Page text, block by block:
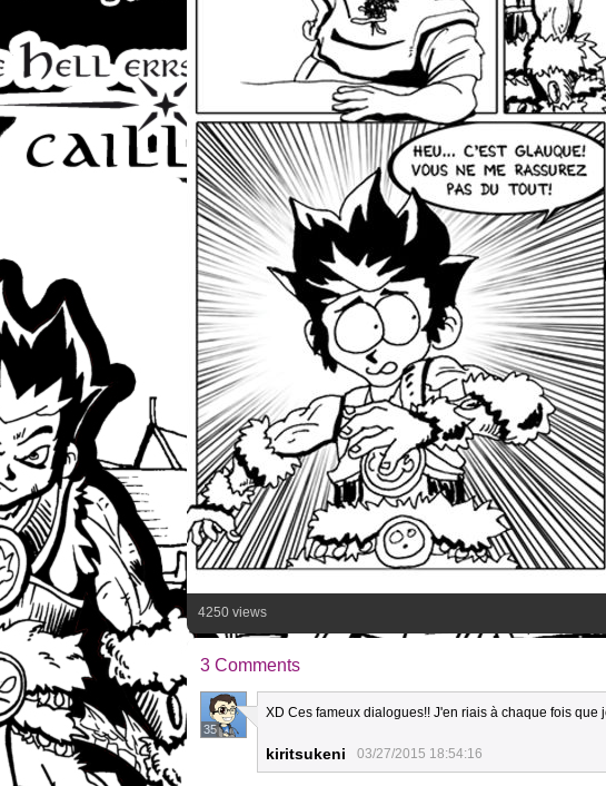
4250 views
3 Comments
35
XD Ces fameux dialogues!! J'en riais à chaque fois que
kiritsukeni 03/27/2015 18:54:16